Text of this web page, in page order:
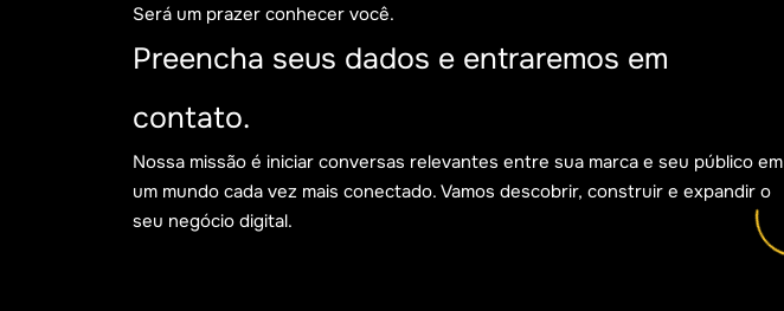
Será um prazer conhecer você.
Preencha seus dados e entraremos em
contato.
Nossa missão é iniciar conversas relevantes entre sua marca e seu público em
um mundo cada vez mais conectado. Vamos descobrir, construir e expandir o
seu negócio digital.